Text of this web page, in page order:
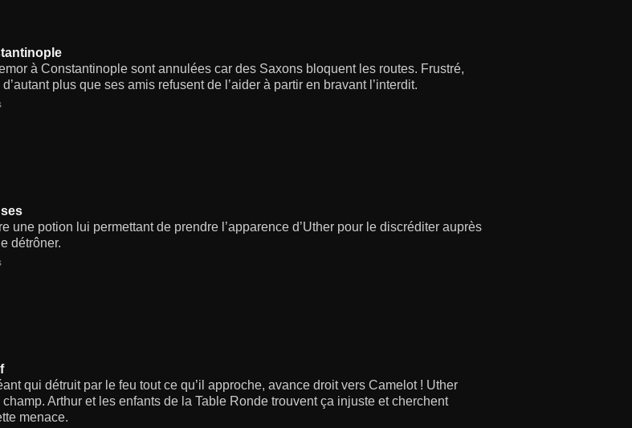
à Constantinople sont annulées car des Saxons bloquent les routes. Frustré,
d’autant plus que ses amis refusent de l’aider à partir en bravant l’interdit.
une potion lui permettant de prendre l’apparence d’Uther pour le discréditer auprès
détrôner.
qui détruit par le feu tout ce qu’il approche, avance droit vers Camelot ! Uther
champ. Arthur et les enfants de la Table Ronde trouvent ça injuste et cherchent
menace.